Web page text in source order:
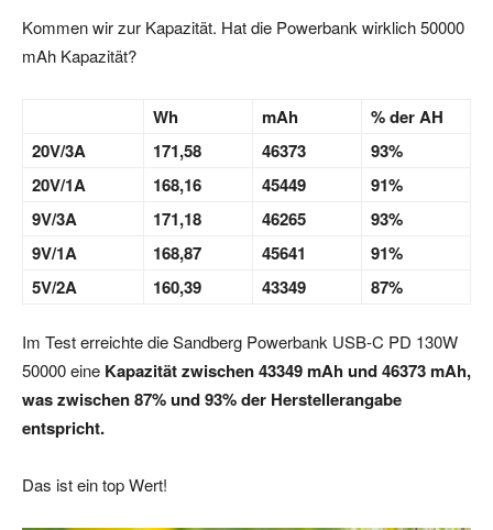
Kommen wir zur Kapazität. Hat die Powerbank wirklich 50000
mAh Kapazität?
Wh mAh
% der AH
20V/3A
171,58 46373
93%
20V/1A
168,16 45449
91%
9V/3A
171,18 46265
93%
9V/1A
168,87 45641
91%
5V/2A
160,39 43349 87%
Im Test erreichte die Sandberg Powerbank USB-C PD 130W
50000 eine Kapazität zwischen 43349 mAh und 46373 mAh,
was zwischen 87% und 93% der Herstellerangabe
entspricht.
Das ist ein top Wert!